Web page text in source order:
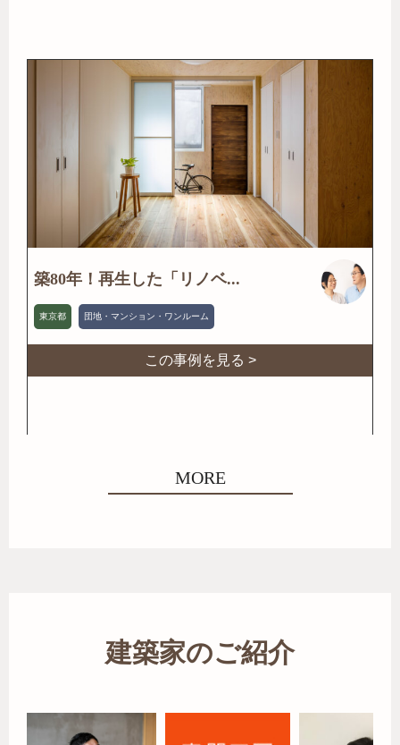
築80年！再生した「リノベ...
東京都 団地・マンション・ワンルーム
この事例を見る >
MORE
建築家のご紹介